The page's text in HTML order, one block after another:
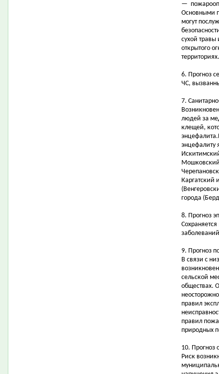
—
Основными
могут
сухой
открытого
территориях.
6. Прогноз
ЧС,
7.
людей за
клещей,
энцефалиту
Каргатский
города
8. Прогноз
9. Прогноз
В связи с
сельской
обществах.
правил
правил
природных
10. Прогноз
Риск